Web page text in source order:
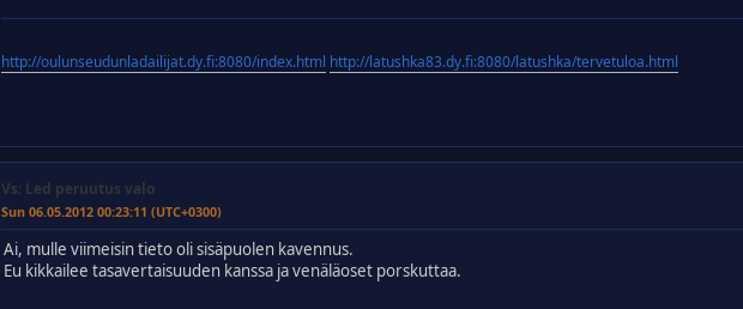
http://oulunseudunladailijat.dy.fi:8080/index.html http://latushka83.dy.fi:8080/latushka/tervetuloa.html
Vs: Led peruutus valo
Sun 06.05.2012 00:23:11 (UTC+0300)
Ai, mulle viimeisin tieto oli sisäpuolen kavennus.
Eu kikkailee tasavertaisuuden kanssa ja venäläoset porskuttaa.